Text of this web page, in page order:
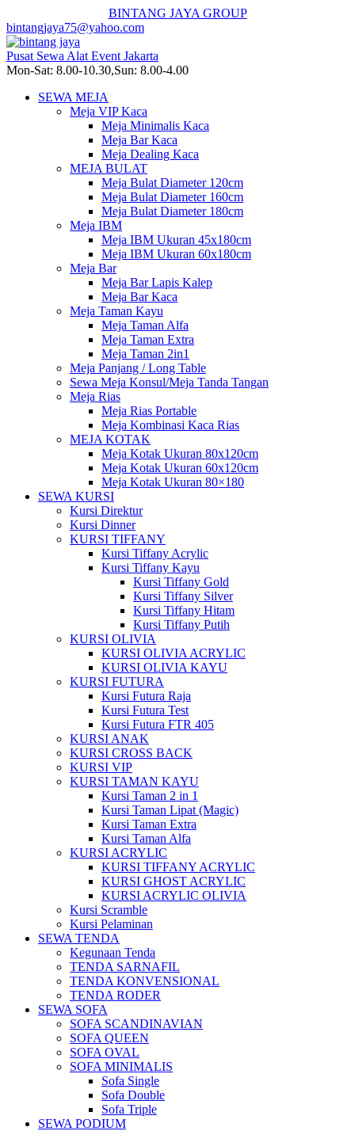
BINTANG JAYA GROUP
bintangjaya75@yahoo.com
Pusat Sewa Alat Event Jakarta
Mon-Sat: 8.00-10.30,Sun: 8.00-4.00
SEWA MEJA
Meja VIP Kaca
Meja Minimalis Kaca
Meja Bar Kaca
Meja Dealing Kaca
MEJA BULAT
Meja Bulat Diameter 120cm
Meja Bulat Diameter 160cm
Meja Bulat Diameter 180cm
Meja IBM
Meja IBM Ukuran 45x180cm
Meja IBM Ukuran 60x180cm
Meja Bar
Meja Bar Lapis Kalep
Meja Bar Kaca
Meja Taman Kayu
Meja Taman Alfa
Meja Taman Extra
Meja Taman 2in1
Meja Panjang / Long Table
Sewa Meja Konsul/Meja Tanda Tangan
Meja Rias
Meja Rias Portable
Meja Kombinasi Kaca Rias
MEJA KOTAK
Meja Kotak Ukuran 80x120cm
Meja Kotak Ukuran 60x120cm
Meja Kotak Ukuran 80×180
SEWA KURSI
Kursi Direktur
Kursi Dinner
KURSI TIFFANY
Kursi Tiffany Acrylic
Kursi Tiffany Kayu
Kursi Tiffany Gold
Kursi Tiffany Silver
Kursi Tiffany Hitam
Kursi Tiffany Putih
KURSI OLIVIA
KURSI OLIVIA ACRYLIC
KURSI OLIVIA KAYU
KURSI FUTURA
Kursi Futura Raja
Kursi Futura Test
Kursi Futura FTR 405
KURSI ANAK
KURSI CROSS BACK
KURSI VIP
KURSI TAMAN KAYU
Kursi Taman 2 in 1
Kursi Taman Lipat (Magic)
Kursi Taman Extra
Kursi Taman Alfa
KURSI ACRYLIC
KURSI TIFFANY ACRYLIC
KURSI GHOST ACRYLIC
KURSI ACRYLIC OLIVIA
Kursi Scramble
Kursi Pelaminan
SEWA TENDA
Kegunaan Tenda
TENDA SARNAFIL
TENDA KONVENSIONAL
TENDA RODER
SEWA SOFA
SOFA SCANDINAVIAN
SOFA QUEEN
SOFA OVAL
SOFA MINIMALIS
Sofa Single
Sofa Double
Sofa Triple
SEWA PODIUM